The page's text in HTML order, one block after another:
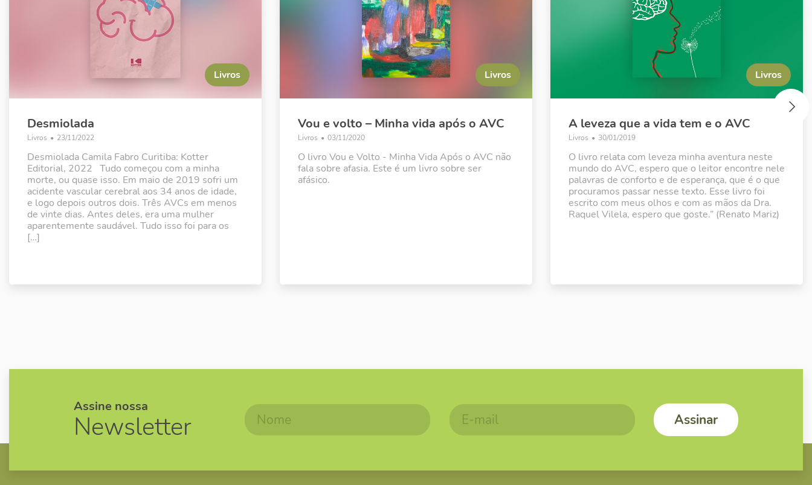
Livros
Desmiolada
Livros • 23/11/2022
Desmiolada Camila Fabro Curitiba: Kotter
Editorial, 2022 Tudo começou com a minha
morte, ou quase isso. Em maio de 2019 sofri um
acidente vascular cerebral aos 34 anos de idade,
e logo depois outros dois. Três AVCs em menos
de vinte dias. Antes deles, era uma mulher
aparentemente saudável. Tudo isso foi para os
[…]
Livros
Vou e volto – Minha vida após o AVC
Livros • 03/11/2020
O livro Vou e Volto - Minha Vida Após o AVC não
fala sobre afasia. Este é um livro sobre ser
afásico.
Livros
A leveza que a vida tem e o AVC
Livros • 30/01/2019
O livro relata com leveza minha aventura neste
mundo do AVC, espero que o leitor encontre nele
palavras de conforto e de esperança, que é o que
procuramos passar nesse texto. Esse livro foi
escrito com meus olhos e com as mãos da Dra.
Raquel Vilela, espero que goste.” (Renato Mariz)
Assine nossa
Newsletter